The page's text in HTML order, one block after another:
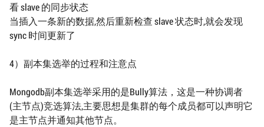
看 slave 的同步状态
当插入一条新的数据,然后重新检查 slave 状态时,就会发现
sync 时间更新了
4）副本集选举的过程和注意点
Mongodb副本集选举采用的是Bully算法，这是一种协调者
(主节点)竞选算法,主要思想是集群的每个成员都可以声明它
是主节点并通知其他节点。